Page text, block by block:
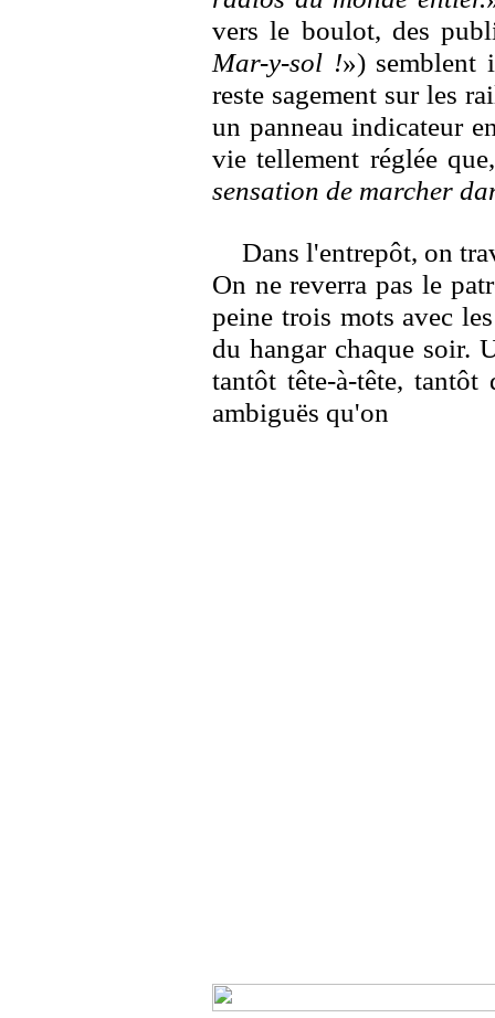
vers le boulot, des
Mar-y-sol !») semblent
reste sagement sur les
un panneau indicateur
vie tellement réglée
sensation de marcher
Dans l'entrepôt, on
On ne reverra pas le
peine trois mots avec
du hangar chaque soir.
tantôt tête-à-tête,
ambiguës qu'on